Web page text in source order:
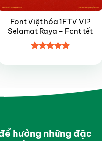
Font Việt hóa 1FTV VIP
Selamat Raya – Font tết
hạng4.95
hưởng những đặc